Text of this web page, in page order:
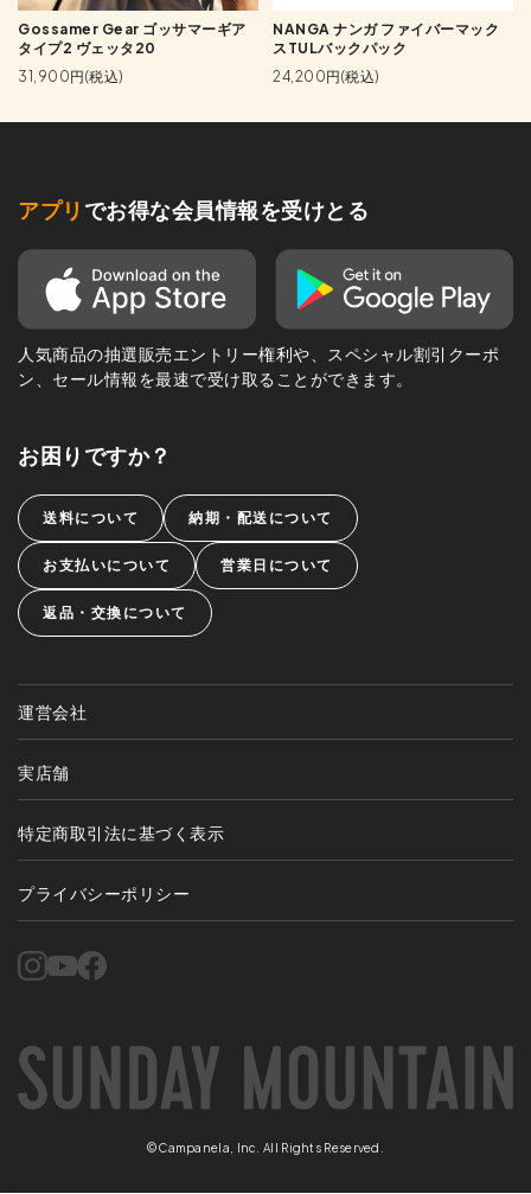
Gossamer Gear ゴッサマーギア
タイプ2 ヴェッタ20
31,900円(税込)
NANGA ナンガ ファイバーマック
スTULバックパック
24,200円(税込)
アプリ でお得な会員情報を受けとる
人気商品の抽選販売エントリー権利や、スペシャル割引クーポ
ン、セール情報を最速で受け取ることができます。
お困りですか？
送料について 納期・配送について
お支払いについて 営業日について
返品・交換について
運営会社
実店舗
特定商取引法に基づく表示
プライバシーポリシー
©Campanela, Inc. All Rights Reserved.